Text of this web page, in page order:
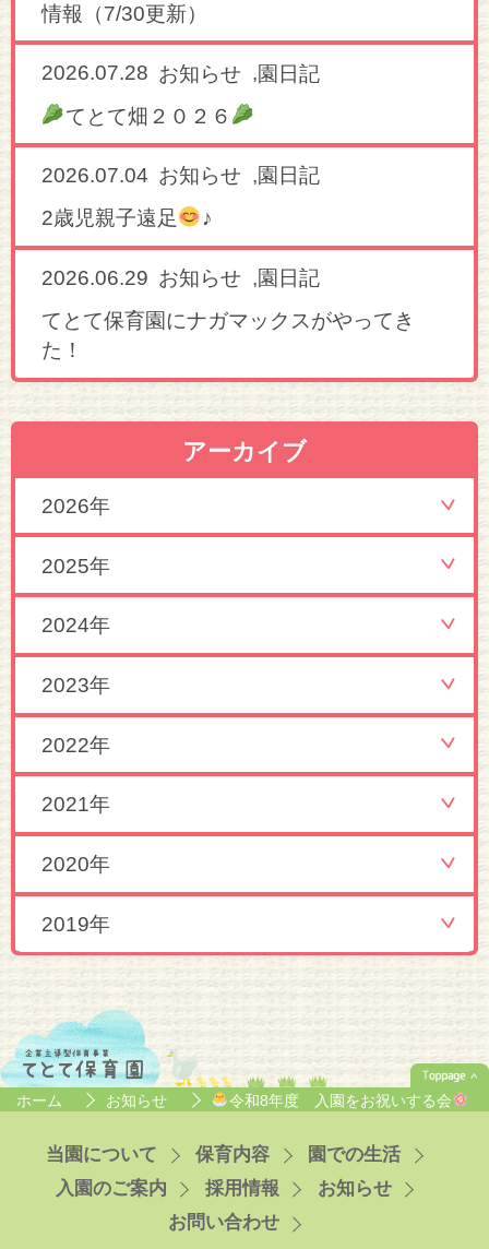
情報（7/30更新）
2026.07.28 お知らせ ,園日記
てとて畑２０２６
2026.07.04 お知らせ ,園日記
2歳児親子遠足
♪
2026.06.29 お知らせ ,園日記
てとて保育園にナガマックスがやってき
た！
アーカイブ
2026年
2025年
2024年
2023年
2022年
2021年
2020年
2019年
ホーム お知らせ 令和8年度 入園をお祝いする会
当園について 保育内容
園での生活
入園のご案内
採用情報
お知らせ
お問い合わせ